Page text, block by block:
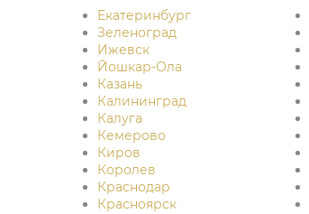
Екатеринбург
Зеленоград
Ижевск
Йошкар-Ола
Казань
Калининград
Калуга
Кемерово
Киров
Королев
Краснодар
Красноярск